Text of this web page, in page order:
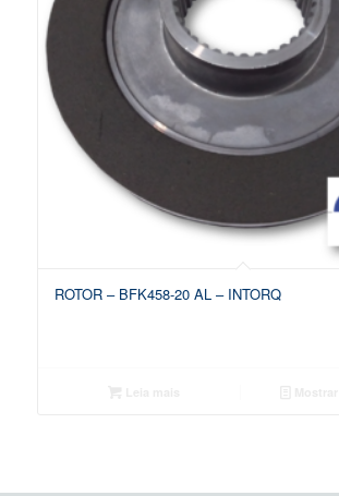
ROTOR – BFK458-20 AL – INTORQ